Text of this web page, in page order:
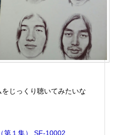
じっくり聴いてみたいな
第１集） SF-10002